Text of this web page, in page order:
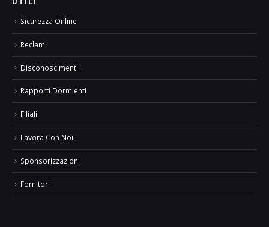
Sicurezza Online
Reclami
Disconoscimenti
Rapporti Dormienti
Filiali
Lavora Con Noi
Sponsorizzazioni
Fornitori